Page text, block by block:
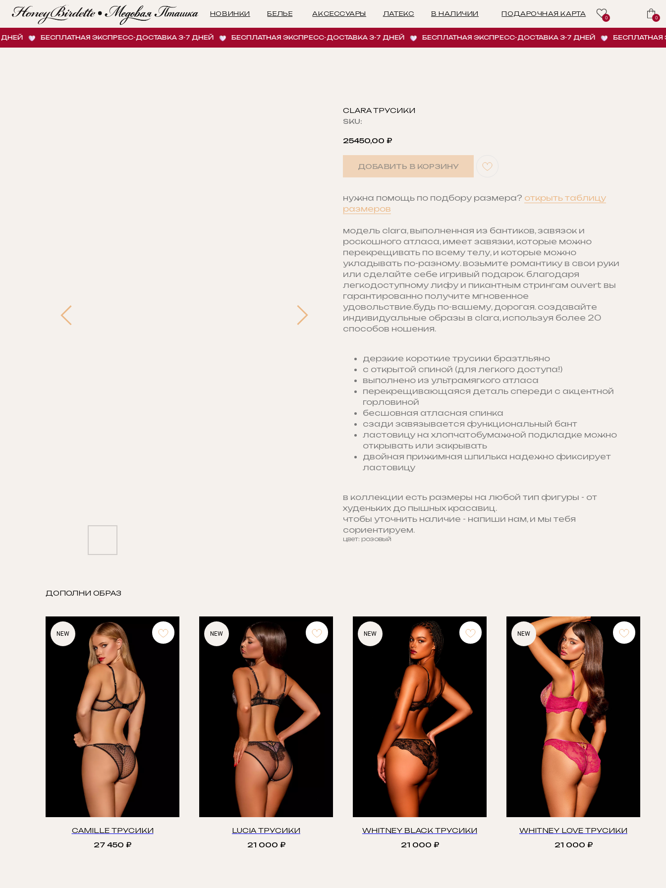
ЛАТЕКС
БЕЛЬЕ ПОДАРОЧНАЯ КАРТА
В НАЛИЧИИ
АКСЕССУАРЫ
НОВИНКИ
0 0
БЕСПЛАТНАЯ ЭКСПРЕСС-ДОСТАВКА 3-7 ДНЕЙ БЕСПЛАТНАЯ ЭКСПРЕСС-ДОСТАВКА 3-7 ДНЕЙ БЕСПЛАТНАЯ ЭКСПРЕСС-ДОСТАВКА 3-7 ДНЕЙ БЕСПЛАТНАЯ
CLARA ТРУСИКИ
SKU:
25450,00 ₽
ДОБАВИТЬ В КОРЗИНУ
нужна помощь по подбору размера? открыть таблицу
размеров
модель clara, выполненная из бантиков, завязок и
роскошного атласа, имеет завязки, которые можно
перекрещивать по всему телу, и которые можно
укладывать по-разному. возьмите романтику в свои руки
или сделайте себе игривый подарок. благодаря
легкодоступному лифу и пикантным стрингам ouvert вы
гарантированно получите мгновенное
удовольствие.будь по-вашему, дорогая. создавайте
индивидуальные образы в clara, используя более 20
способов ношения.
дерзкие короткие трусики бразтльяно
с открытой спиной (для легкого доступа!)
выполнено из ультрамягкого атласа
перекрещивающаяся деталь спереди с акцентной
горловиной
бесшовная атласная спинка
сзади завязывается функциональный бант
ластовицу на хлопчатобумажной подкладке можно
открывать или закрывать
двойная прижимная шпилька надежно фиксирует
ластовицу
в коллекции есть размеры на любой тип фигуры - от
худеньких до пышных красавиц.
чтобы уточнить наличие - напиши нам, и мы тебя
сориентируем.
цвет: розовый
ДОПОЛНИ ОБРАЗ
NEW
CAMILLE ТРУСИКИ
27 450 ₽
NEW
LUCIA ТРУСИКИ
21 000 ₽
NEW
WHITNEY BLACK ТРУСИКИ
21 000 ₽
NEW
WHITNEY LOVE ТРУСИКИ
21 000 ₽